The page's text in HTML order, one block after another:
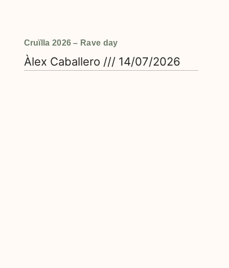
Cruïlla 2026 – Rave day
Àlex Caballero 14/07/2026